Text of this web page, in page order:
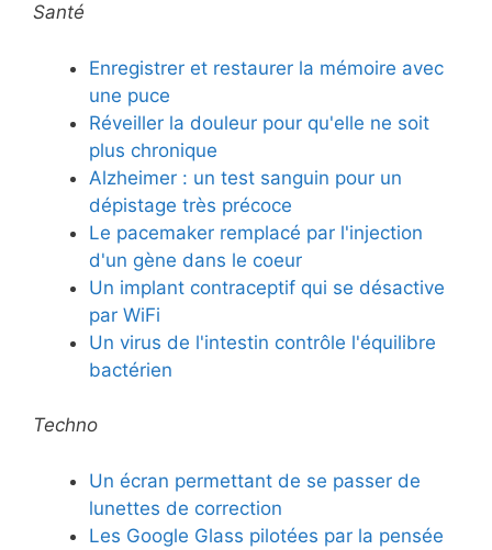
Santé
Enregistrer et restaurer la mémoire avec
une puce
Réveiller la douleur pour qu'elle ne soit
plus chronique
Alzheimer : un test sanguin pour un
dépistage très précoce
Le pacemaker remplacé par l'injection
d'un gène dans le coeur
Un implant contraceptif qui se désactive
par WiFi
Un virus de l'intestin contrôle l'équilibre
bactérien
Techno
Un écran permettant de se passer de
lunettes de correction
Les Google Glass pilotées par la pensée